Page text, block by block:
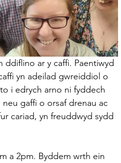
ar y caffi. Paentiwyd
yn adeilad gwreiddiol o
i edrych arno ni fyddech
gaffi o orsaf drenau ac
cariad, yn freuddwyd sydd
a 2pm. Byddem wrth ein